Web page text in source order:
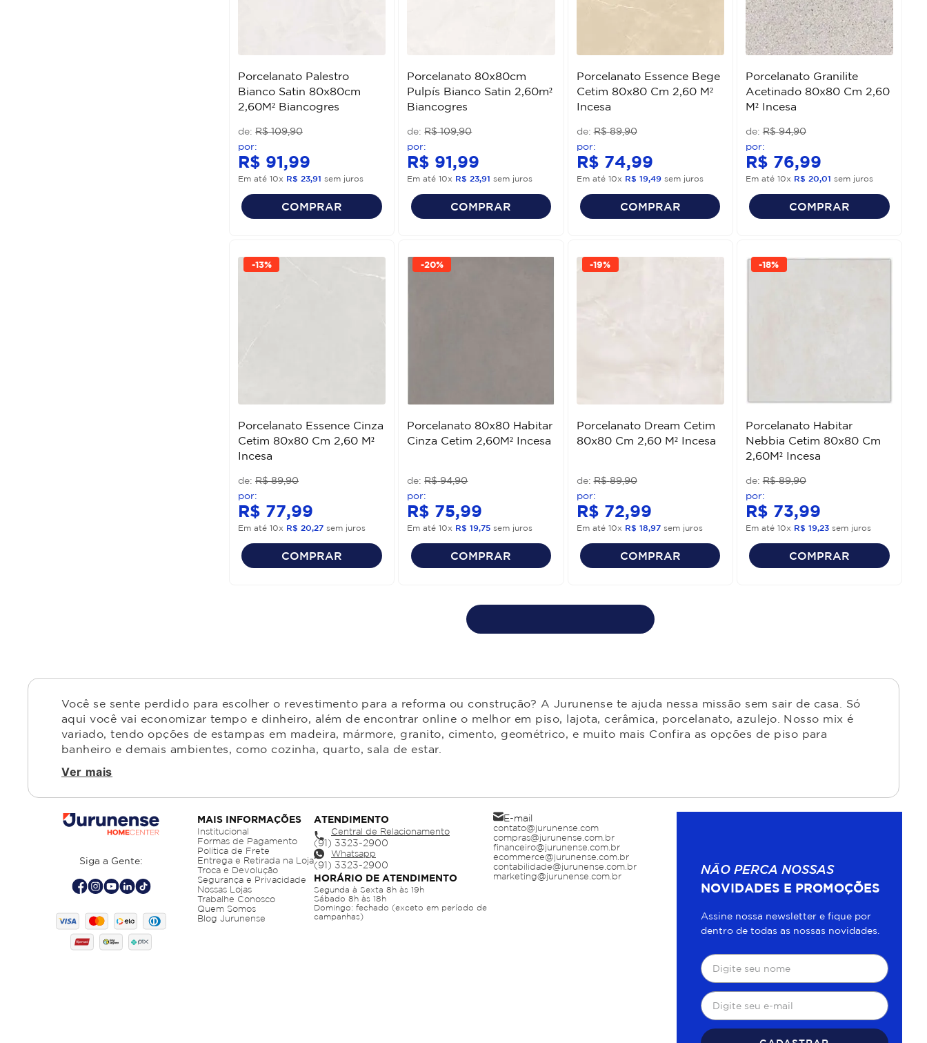
Porcelanato Palestro
Bianco Satin 80x80cm
2,60M² Biancogres
R$ 109,90
R$ 91,99
Em até 10x R$ 23,91 sem juros
COMPRAR
Porcelanato 80x80cm
Pulpís Bianco Satin 2,60m²
Biancogres
R$ 109,90
R$ 91,99
Em até10x R$ 23,91 sem juros
COMPRAR
Porcelanato Essence Bege
Cetim 80x80 Cm 2,60 M²
Incesa
R$ 89,90
R$ 74,99
Em até 10x R$ 19,49sem juros
COMPRAR
Porcelanato Granilite
Acetinado 80x80 Cm 2,60
M² Incesa
R$ 94,90
R$ 76,99
Em até 10x R$ 20,01 sem juros
COMPRAR
-13%
Porcelanato Essence Cinza
Cetim 80x80 Cm 2,60 M²
Incesa
R$ 89,90
R$ 77,99
Em até 10x R$ 20,27 sem juros
COMPRAR
-20%
Porcelanato 80x80 Habitar
Cinza Cetim 2,60M² Incesa
R$ 94,90
R$ 75,99
Em até10x R$ 19,75 sem juros
COMPRAR
-19%
Porcelanato Dream Cetim
80x80 Cm 2,60 M² Incesa
R$ 89,90
R$ 72,99
Em até 10x R$ 18,97sem juros
COMPRAR
-18%
Porcelanato Habitar
Nebbia Cetim 80x80 Cm
2,60M² Incesa
R$ 89,90
R$ 73,99
Em até 10x R$ 19,23sem juros
COMPRAR
Você se sente perdido para escolher o revestimento para a reforma ou construção? A Jurunense te ajuda nessa missão sem sair de casa. Só
aqui você vai economizar tempo e dinheiro, além de encontrar online o melhor em piso, lajota, cerâmica, porcelanato, azulejo. Nosso mix é
variado, tendo opções de estampas em madeira, mármore, granito, cimento, geométrico, e muito mais Confira as opções de piso para
banheiro e demais ambientes, como cozinha, quarto, sala de estar.
Ver mais
Siga a Gente:
MAIS INFORMAÇÕES
Institucional
Formas de Pagamento
Política de Frete
Entrega e Retirada na Loja
Troca e Devolução
Segurança e Privacidade
Nossas Lojas
Trabalhe Conosco
Quem Somos
Blog Jurunense
ATENDIMENTO
Central de Relacionamento
Whatsapp
HORÁRIO DE ATENDIMENTO
Segunda à Sexta 8h às 19h
Sábado 8h às 18h
Domingo: fechado (exceto em período de
campanhas)
E-mail
contato@jurunense.com
compras@jurunense.com.br
financeiro@jurunense.com.br
ecommerce@jurunense.com.br
contabilidade@jurunense.com.br
marketing@jurunense.com.br
NÃO PERCA NOSSAS
NOVIDADES E PROMOÇÕES
Assine nossa newsletter e fique por
dentro de todas as nossas novidades.